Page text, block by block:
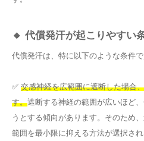
🔸 代償発汗が起こりやすい
代償発汗は、特に以下のような条件
✅ 交感神経を広範囲に遮断した場合
す。遮断する神経の範囲が広いほど
うとする傾向があります。そのため
範囲を最小限に抑える方法が選択さ